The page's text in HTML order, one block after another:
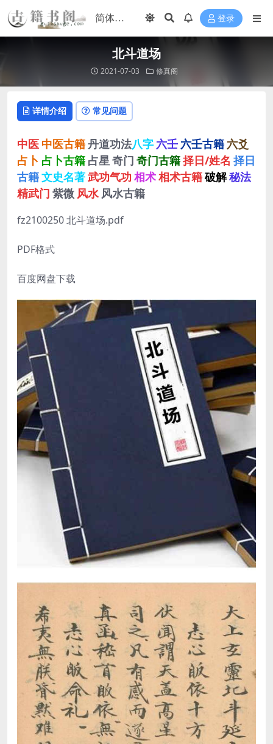
登录
北斗道场
2021-07-03 修真阁
详情介绍 常见问题
中医 中医古籍丹道功法八字 六壬 六壬古籍 六爻
占卜 占卜古籍 占星 奇门 奇门古籍择日/姓名 择日
古籍文史名著武功气功 相术相术古籍破解秘法
精武门 紫微 风水 风水古籍
fz2100250 北斗道场.pdf
PDF格式
百度网盘下载